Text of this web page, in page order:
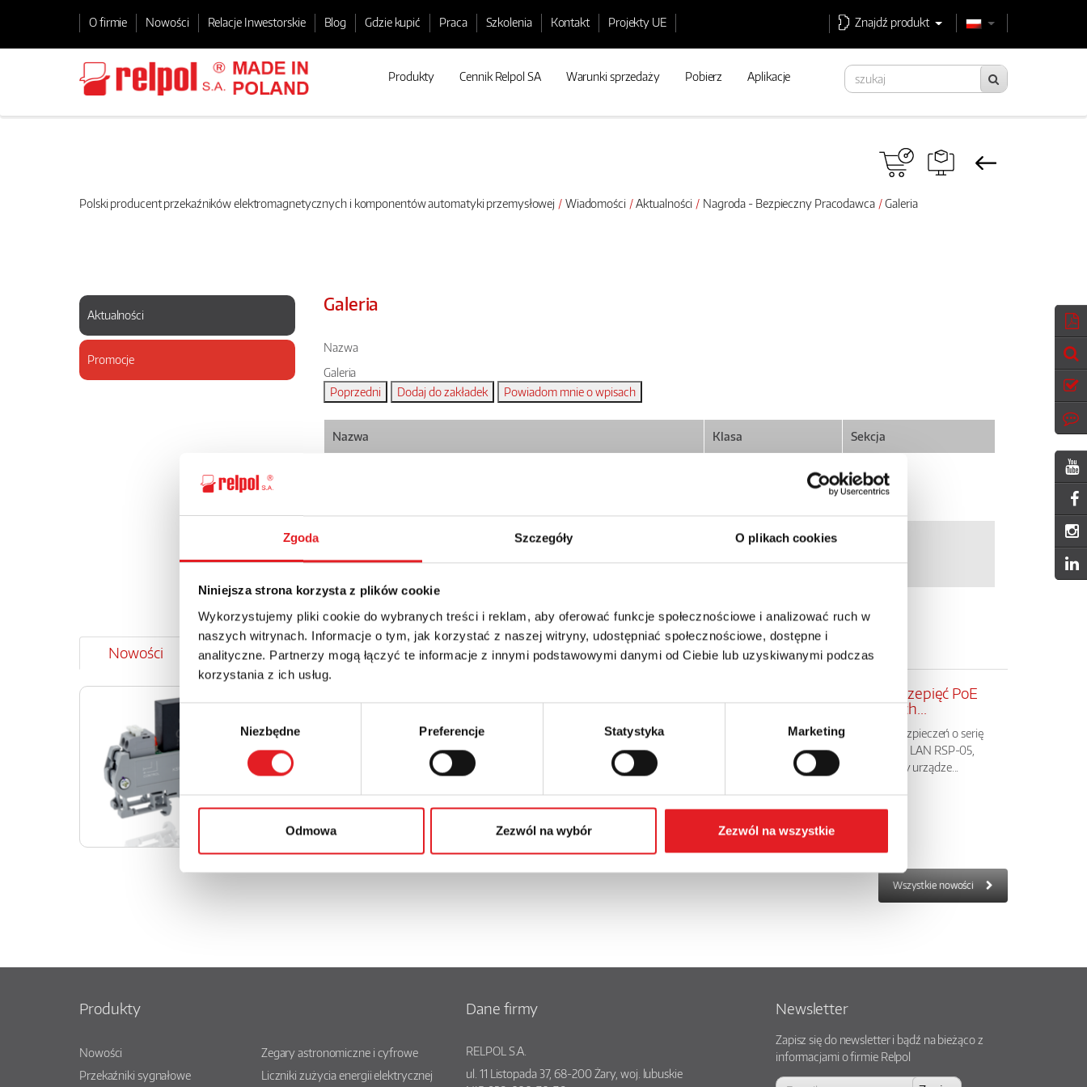
Zgoda Szczegóły O plikach cookies
Niniejsza strona korzysta z plików cookie
Wykorzystujemy pliki cookie do wybranych treści i reklam, aby oferować funkcje społecznościowe i analizować ruch w
naszych witrynach. Informacje o tym, jak korzystać z naszej witryny, udostępniać społecznościowe, dostępne i
analityczne. Partnerzy mogą łączyć te informacje z innymi podstawowymi danymi od Ciebie lub uzyskiwanymi podczas
korzystania z ich usług.
zgody
Niezbędne Preferencje Statystyka Marketing
Odmowa Zezwól na wybór Zezwól na wszystkie
O firmie Nowości Relacje Inwestorskie Blog Gdzie kupić Praca Szkolenia Kontakt Projekty UE Znajdź produkt
Produkty Cennik Relpol SA Warunki sprzedaży Pobierz Aplikacje
Polski producent przekaźników elektromagnetycznych i komponentów automatyki przemysłowej Wiadomości Aktualności Nagroda - Bezpieczny Pracodawca Galeria
Aktualności
Promocje
Galeria
Nazwa
Galeria
Nazwa Klasa Sekcja
1
Nowości Aktualności
interfejsowy KSR-1-RSR25...
Relpol wprowadza do oferty nowoczesny
przekaźnik półprzewodnikowy interfejsowy
KSR-1-RSR25-B. Jest to rozwiązanie prz...
Nowe ograniczniki przepięć PoE
LAN – ochrona danych...
Relpol rozszerza ofertę zabezpieczeń o serię
ograniczników przepięć PoE LAN RSP-05,
przeznaczonych do ochrony urządze...
Wszystkie nowości
Produkty
Nowości
Przekaźniki sygnałowe
Zegary astronomiczne i cyfrowe
Liczniki zużycia energii elektrycznej
Dane firmy
RELPOL S.A.
ul. 11 Listopada 37,68-200Żary, woj. lubuskie
Newsletter
Zapisz się do newsletter i bądź na bieżąco z
informacjami o firmie Relpol